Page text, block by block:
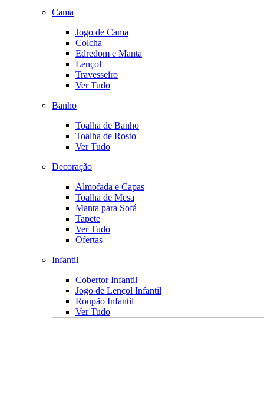
Cama
Jogo de Cama
Colcha
Edredom e Manta
Lençol
Travesseiro
Ver Tudo
Banho
Toalha de Banho
Toalha de Rosto
Ver Tudo
Decoração
Almofada e Capas
Toalha de Mesa
Manta para Sofá
Tapete
Ver Tudo
Ofertas
Infantil
Cobertor Infantil
Jogo de Lençol Infantil
Roupão Infantil
Ver Tudo